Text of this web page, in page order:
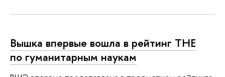
Вышка впервые вошла в рейтинг ТНЕ
по гуманитарным наукам